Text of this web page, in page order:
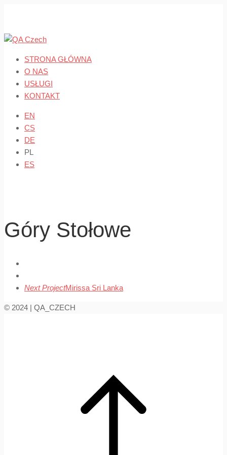
content
STRONA GŁÓWNA
O NAS
USŁUGI
KONTAKT
EN
CS
DE
PL
ES
Góry Stołowe
Next ProjectMirissa Sri Lanka
© 2024 | QA_CZECH